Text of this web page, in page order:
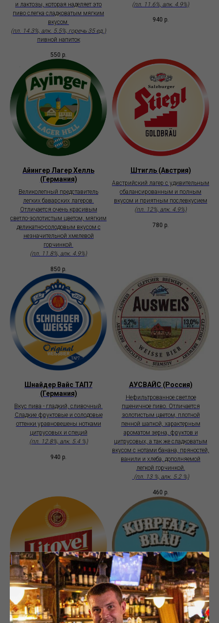
и лактозы, которая наделяет это
пиво слегка сладковатым мягким
вкусом
(пл. 14.3%, алк. 5.5%, горечь 35 ед.)
пивной напиток
550 р.
(пл. 11.6%, алк. 4.9%)
940 р.
Айингер Лагер Хелль
(Германия)
Великолепный представитель
легких баварских лагеров.
Отличается очень красивым
светло-золотистым цветом, мягким
деликатно-солодовым вкусом с
незначительной хмелевой
горчинкой
(пл. 11.8%, алк. 4.9%)
850 р.
Штигль (Австрия)
Австрийский лагер с удивительным
сбалансированным и полным
вкусом и приятным послевкусием
(пл. 12%, алк. 4.9%)
780 р.
Шнайдер Вайс ТАП7
(Германия)
Вкус пива - гладкий, сливочный.
Сладкие фруктовые и солодовые
оттенки уравновешены нотками
цитрусовых и специй
(пл. 12.8%, aлк. 5.4 %)
940 р.
АУСВАЙС (Россия)
Нефильтрованное светлое
пшеничное пиво. Отличается
золотистым цветом, плотной
пенной шапкой, характерным
ароматом зерна, фруктов и
цитрусовых, а так же сладковатым
вкусом с нотами банана, пряностей,
ванили и хлеба, дополняемой
легкой горчинкой.
(пл. 13 %, aлк. 5.2 %)
460 р.
Литовел Премиум (Чехия)
Светлый чешский лагер премиум
Курпфальц Брой Хеллес
(Германия)